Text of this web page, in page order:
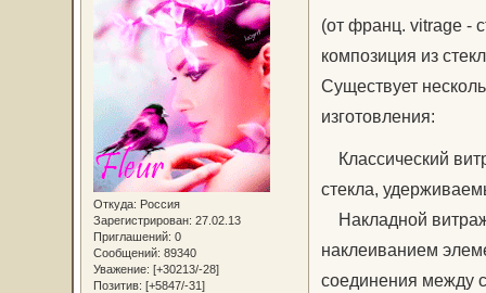
Откуда: Россия
Зарегистрирован: 27.02.13
Приглашений: 0
Сообщений: 89340
Уважение: [+30213/-28]
Позитив: [+5847/-31]
(от франц. vitrage -
композиция из
Существует
изготовления:
Классический
стекла,
Накладной витраж
наклеиванием
соединения между